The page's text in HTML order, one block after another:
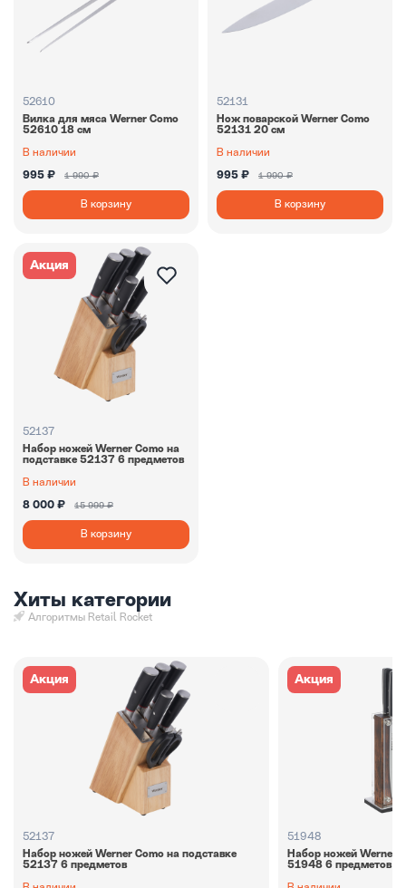
52610
Вилка для мяса Werner Como
52610 18 см
В наличии
995 ₽ 1 990 ₽
В корзину
52131
Нож поварской Werner Como
52131 20 см
В наличии
995 ₽ 1 990 ₽
В корзину
Акция
52137
Набор ножей Werner Como на
подставке 52137 6 предметов
В наличии
8 000 ₽ 15 999 ₽
В корзину
Хиты категории
Алгоритмы Retail Rocket
Акция
52137
Набор ножей Werner Como на подставке
52137 6 предметов
Акция
51948
Набор ножей Werner
51948 6 предметов